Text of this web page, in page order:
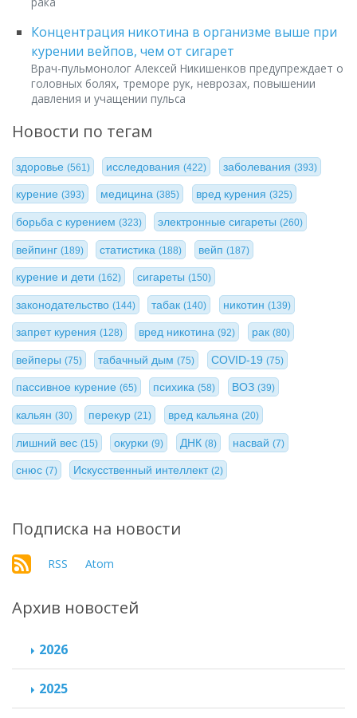
Концентрация никотина в организме выше при
курении вейпов, чем от сигарет
Врач-пульмонолог Алексей Никишенков предупреждает о
головных болях, треморе рук, неврозах, повышении
давления и учащении пульса
Новости по тегам
здоровье (561) исследования(422) заболевания (393)
курение (393) медицина(385) вред курения (325)
борьба с курением (323) электронные сигареты(260)
вейпинг (189) статистика(188) вейп (187)
курение и дети (162) сигареты(150)
законодательство (144) табак(140) никотин (139)
запрет курения (128) вред никотина(92) рак (80)
вейперы (75) табачный дым(75) COVID-19 (75)
пассивное курение (65) психика(58) ВОЗ (39)
кальян (30) перекур(21) вред кальяна (20)
лишний вес (15) окурки(9) ДНК (8) насвай(7)
снюс (7) Искусственный интеллект(2)
Подписка на новости
RSS Atom
Архив новостей
2026
2025